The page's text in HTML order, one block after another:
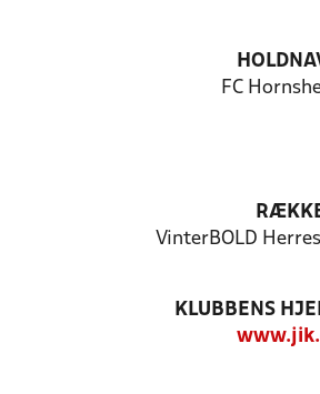
FC
VinterBOLD
KLUBBENS